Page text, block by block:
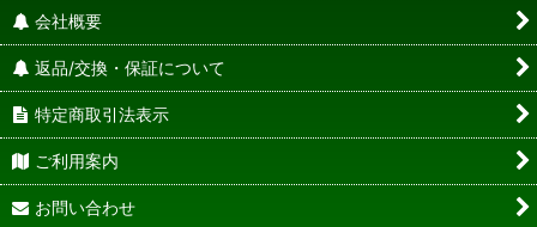
会社概要
返品/交換・保証について
特定商取引法表示
ご利用案内
お問い合わせ